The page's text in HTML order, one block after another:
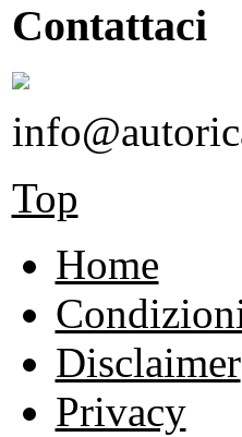
Contattaci
Top
Home
Disclaimer
Privacy